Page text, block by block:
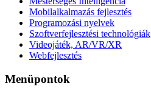
Mobilalkalmazás fejlesztés
Programozási nyelvek
Szoftverfejlesztési technológiák
Videojáték, AR/VR/XR
Webfejlesztés
Menüpontok